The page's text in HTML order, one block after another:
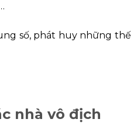
số, phát huy những thế
nhà vô địch